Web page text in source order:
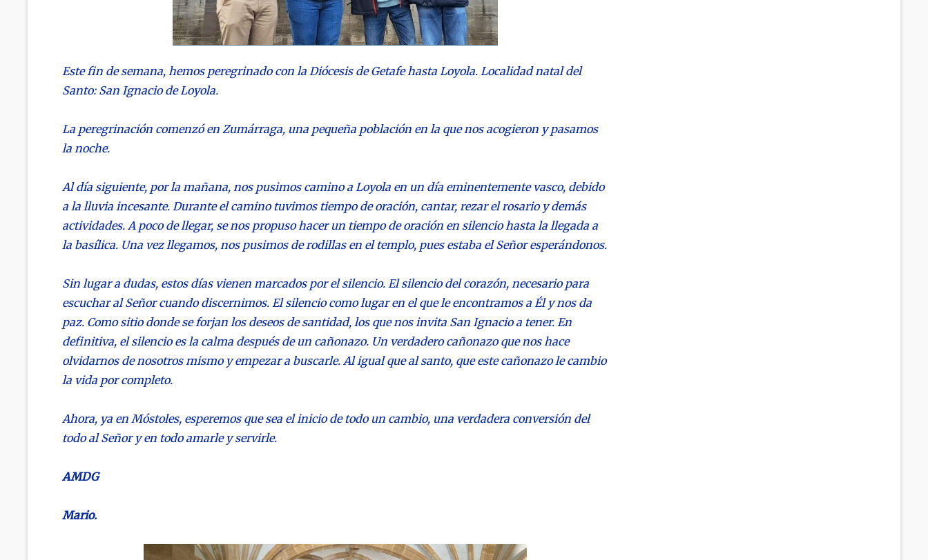
Este fin de semana, hemos peregrinado con la Diócesis de Getafe hasta Loyola. Localidad natal del
Santo: San Ignacio de Loyola.
La peregrinación comenzó en Zumárraga, una pequeña población en la que nos acogieron y pasamos
la noche.
Al día siguiente, por la mañana, nos pusimos camino a Loyola en un día eminentemente vasco, debido
a la lluvia incesante. Durante el camino tuvimos tiempo de oración, cantar, rezar el rosario y demás
actividades. A poco de llegar, se nos propuso hacer un tiempo de oración en silencio hasta la llegada a
la basílica. Una vez llegamos, nos pusimos de rodillas en el templo, pues estaba el Señor esperándonos.
Sin lugar a dudas, estos días vienen marcados por el silencio. El silencio del corazón, necesario para
escuchar al Señor cuando discernimos. El silencio como lugar en el que le encontramos a Él y nos da
paz. Como sitio donde se forjan los deseos de santidad, los que nos invita San Ignacio a tener. En
definitiva, el silencio es la calma después de un cañonazo. Un verdadero cañonazo que nos hace
olvidarnos de nosotros mismo y empezar a buscarle. Al igual que al santo, que este cañonazo le cambio
la vida por completo.
Ahora, ya en Móstoles, esperemos que sea el inicio de todo un cambio, una verdadera conversión del
todo al Señor y en todo amarle y servirle.
AMDG
Mario.